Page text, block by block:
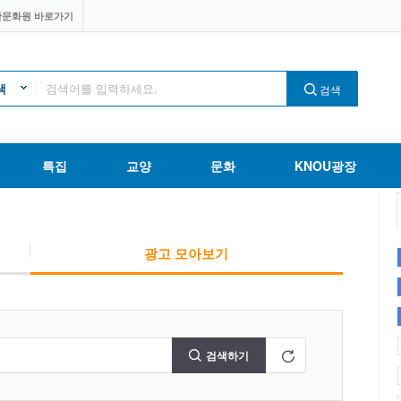
화원 바로가기
검색
특집 교양 문화 KNOU광장
광고 모아보기
검색하기